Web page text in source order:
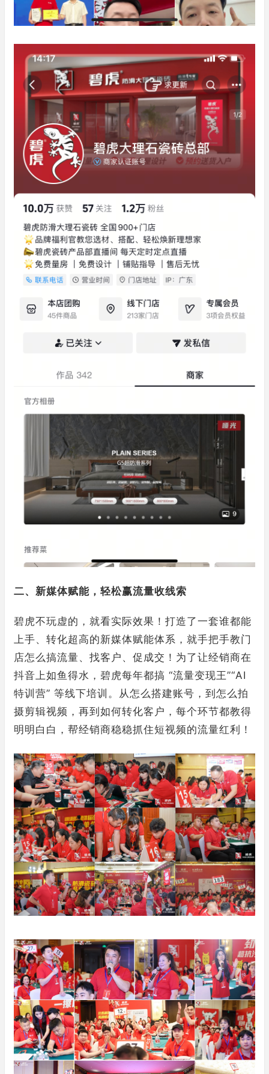
二、新媒体赋能，轻松赢流量收线索
碧虎不玩虚的，就看实际效果！打造了一套谁都能
上手、转化超高的新媒体赋能体系，就手把手教门
店怎么搞流量、找客户、促成交！为了让经销商在
抖音上如鱼得水，碧虎每年都搞 “流量变现王”“AI
特训营” 等线下培训。从怎么搭建账号，到怎么拍
摄剪辑视频，再到如何转化客户，每个环节都教得
明明白白，帮经销商稳稳抓住短视频的流量红利！